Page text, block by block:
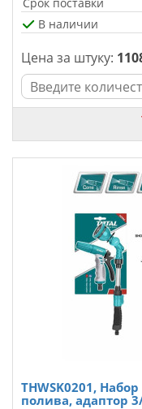
В наличии
Цена за штуку:
THWSK0201,
полива, адаптор